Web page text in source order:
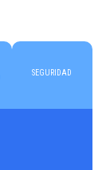
SEGURIDAD